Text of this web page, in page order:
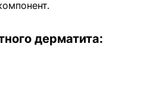
дерматита: